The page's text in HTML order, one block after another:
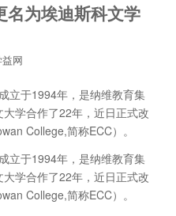
为埃迪斯科文学
网
立于1994年，是纳维教育集
学合作了22年，近日正式改
College,简称ECC）。
立于1994年，是纳维教育集
学合作了22年，近日正式改
College,简称ECC）。